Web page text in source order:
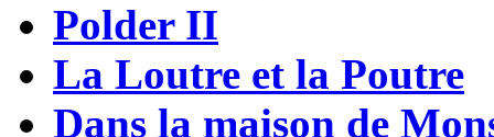
Polder II
La Loutre et la Poutre
Dans la maison de